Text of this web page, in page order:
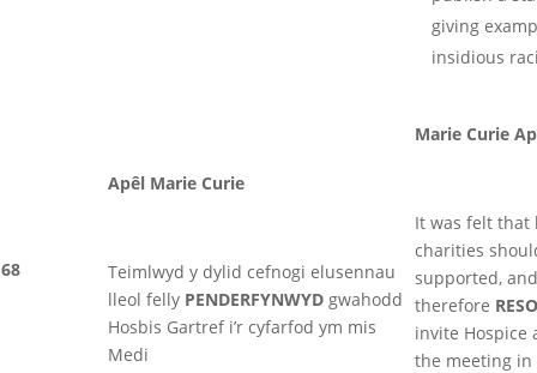
giving
insidious
68
Apêl Marie Curie
Teimlwyd y dylid cefnogi elusennau
lleol felly PENDERFYNWYD gwahodd
Hosbis Gartref i’r cyfarfod ym mis
Medi
Marie Curie
It was felt that
charities
supported,
therefore
invite Hospice
the meeting in